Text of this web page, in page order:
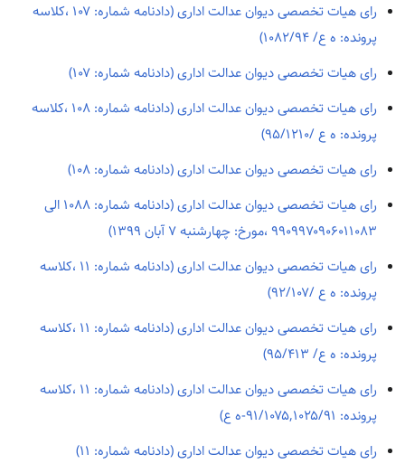
رای هیات تخصصی دیوان عدالت اداری (دادنامه شماره: ۱۰۷ ،کلاسه
پرونده: ه ع/ ۱۰۸۲/۹۴)
رای هیات تخصصی دیوان عدالت اداری (دادنامه شماره: ۱۰۷)
رای هیات تخصصی دیوان عدالت اداری (دادنامه شماره: ۱۰۸ ،کلاسه
پرونده: ه ع /۹۵/۱۲۱۰)
رای هیات تخصصی دیوان عدالت اداری (دادنامه شماره: ۱۰۸)
رای هیات تخصصی دیوان عدالت اداری (دادنامه شماره: ۱۰۸۸ الی
۹۹۰۹۹۷۰۹۰۶۰۱۱۰۸۳ ،مورخ: چهارشنبه ۷ آبان ۱۳۹۹)
رای هیات تخصصی دیوان عدالت اداری (دادنامه شماره: ۱۱ ،کلاسه
پرونده: ه ع /۹۲/۱۰۷)
رای هیات تخصصی دیوان عدالت اداری (دادنامه شماره: ۱۱ ،کلاسه
پرونده: ه ع/ ۹۵/۴۱۳)
رای هیات تخصصی دیوان عدالت اداری (دادنامه شماره: ۱۱ ،کلاسه
پرونده: ۹۱/۱۰۷۵,۱۰۲۵/۹۱-ه ع)
رای هیات تخصصی دیوان عدالت اداری (دادنامه شماره: ۱۱)